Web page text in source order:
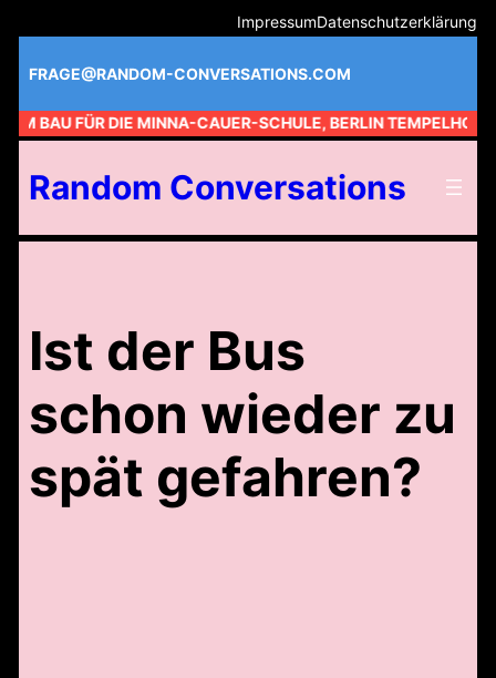
Inhalt
springen
ImpressumDatenschutzerklärung
FRAGE@RANDOM-CONVERSATIONS.COM
AM BAU FÜR DIE MINNA-CAUER-SCHULE, BERLIN TEMPELHOF //
Random Conversations
Ist der Bus
schon wieder zu
spät gefahren?